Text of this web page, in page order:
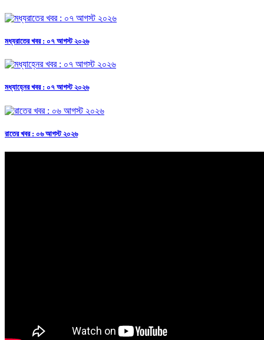
মধ্যরাতের খবর : ০৭ আগস্ট ২০২৬
মধ্যাহ্নের খবর : ০৭ আগস্ট ২০২৬
রাতের খবর : ০৬ আগস্ট ২০২৬